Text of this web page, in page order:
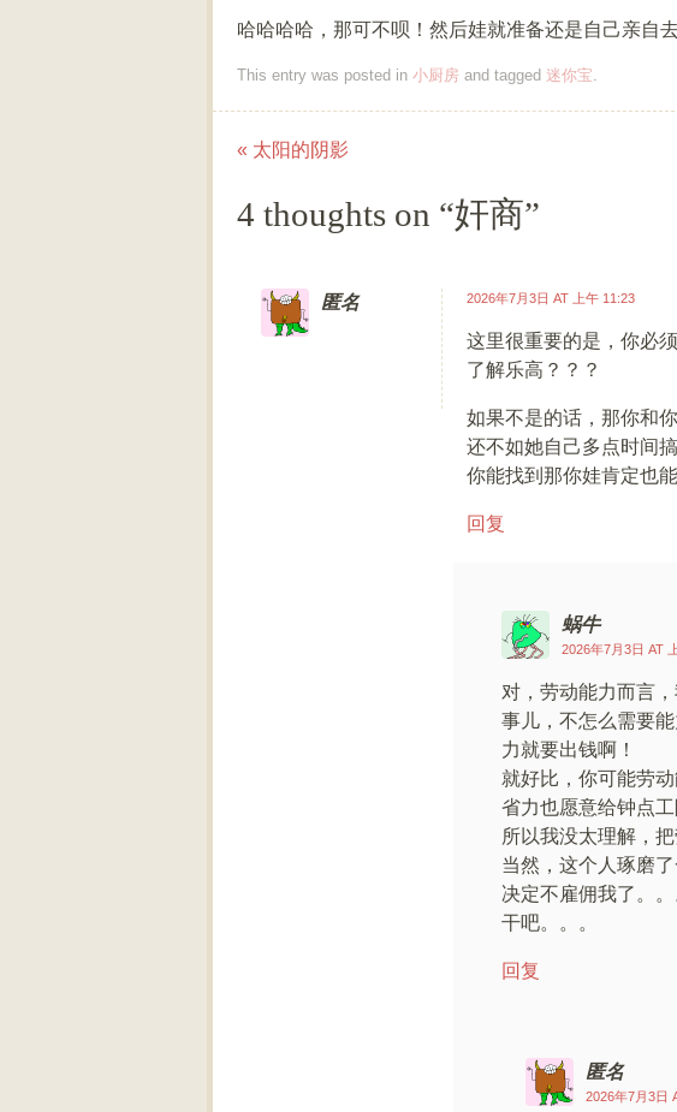
哈哈哈哈，那可不呗！然后娃就准备还是自己亲自
This entry was posted in 小厨房 and tagged 迷你宝.
Post navigation
« 太阳的阴影
4 thoughts on “奸商”
匿名 2026年7月3日 AT 上午 11:23
这里很重要的是，你必
了解乐高？？？
如果不是的话，那你和
还不如她自己多点时间
你能找到那你娃肯定也
回复
蜗牛
2026年7月3日 AT
对，劳动能力而言
事儿，不怎么需要
力就要出钱啊！
就好比，你可能劳
省力也愿意给钟点
所以我没太理解，
当然，这个人琢磨
决定不雇佣我了。
干吧。。。
回复
匿名
2026年7月3日